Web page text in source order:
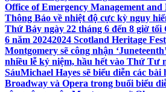
Office of Emergency Management
Thông Báo về nhiệt độ cực kỳ nguy
Thứ Bảy ngày 22 tháng 6 đến 8 giờ tối
6 năm 20242024 Scotland Heritage
Montgomery sẽ công nhận
nhiều lễ kỷ niệm, hầu hết vào Thứ Tư
SáuMichael Hayes sẽ biểu diễn các bài
Broadway và Opera trong buổi biểu